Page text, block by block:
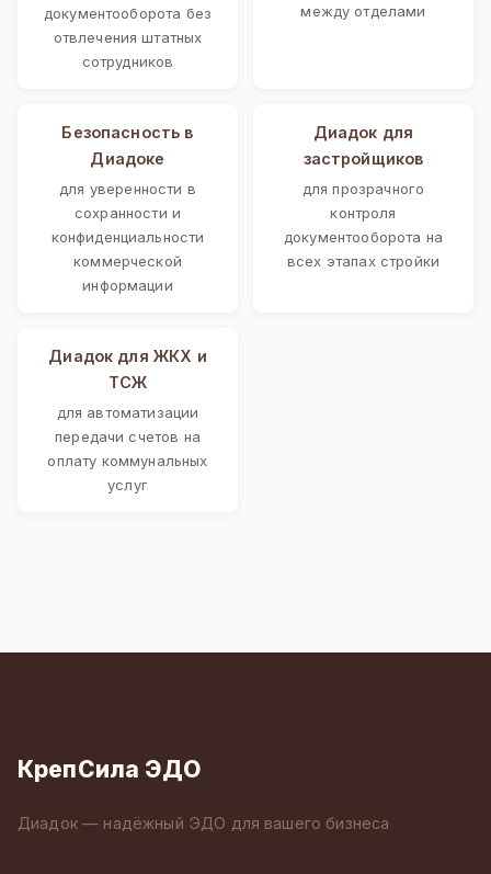
документооборота без
отвлечения штатных
сотрудников
между отделами
Безопасность в
Диадоке
для уверенности в
сохранности и
конфиденциальности
коммерческой
информации
Диадок для
застройщиков
для прозрачного
контроля
документооборота на
всех этапах стройки
Диадок для ЖКХ и
ТСЖ
для автоматизации
передачи счетов на
оплату коммунальных
услуг
КрепСила ЭДО
Диадок — надёжный ЭДО для вашего бизнеса